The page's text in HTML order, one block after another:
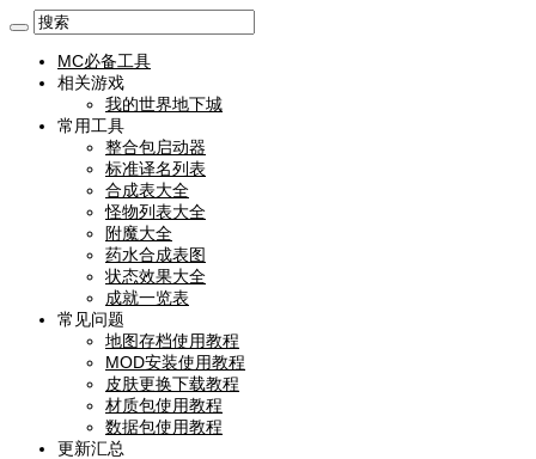
MC必备工具
相关游戏
我的世界地下城
常用工具
整合包启动器
标准译名列表
合成表大全
怪物列表大全
附魔大全
药水合成表图
状态效果大全
成就一览表
常见问题
地图存档使用教程
MOD安装使用教程
皮肤更换下载教程
材质包使用教程
数据包使用教程
更新汇总